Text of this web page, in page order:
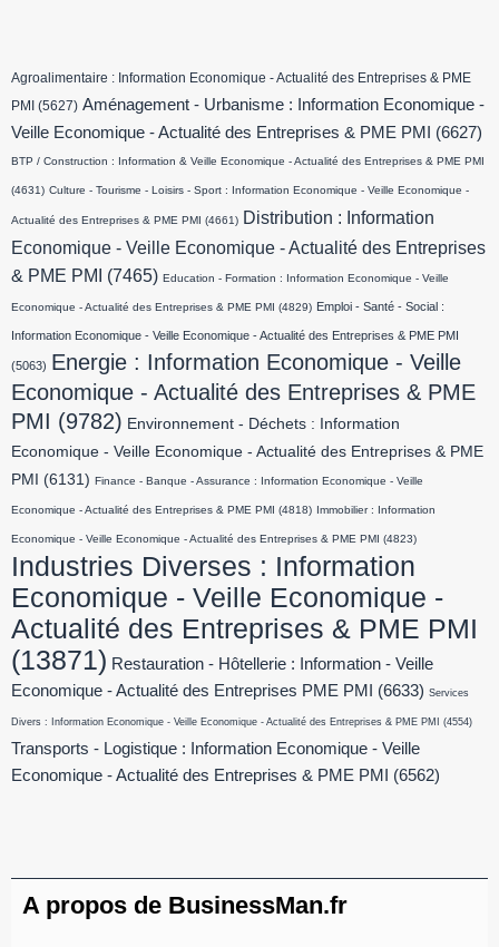
Agroalimentaire : Information Economique - Actualité des Entreprises & PME
PMI (5627) Aménagement - Urbanisme : Information Economique -
Veille Economique - Actualité des Entreprises & PME PMI
(6627)
BTP / Construction : Information & Veille Economique - Actualité des Entreprises & PME PMI
(4631) Culture - Tourisme - Loisirs - Sport : Information Economique - Veille Economique -
Actualité des Entreprises & PME PMI (4661) Distribution : Information
Economique - Veille Economique - Actualité des Entreprises
& PME PMI
(7465) Education - Formation : Information Economique - Veille
Economique - Actualité des Entreprises & PME PMI (4829) Emploi - Santé - Social :
Information Economique - Veille Economique - Actualité des Entreprises & PME PMI
(5063) Energie : Information Economique - Veille
Economique - Actualité des Entreprises & PME
PMI (9782) Environnement - Déchets : Information
Economique - Veille Economique - Actualité des Entreprises & PME
PMI
(6131) Finance - Banque - Assurance : Information Economique - Veille
Economique - Actualité des Entreprises & PME PMI (4818) Immobilier : Information
Economique - Veille Economique - Actualité des Entreprises & PME PMI (4823)
Industries Diverses : Information
Economique - Veille Economique -
Actualité des Entreprises & PME PMI
(13871) Restauration - Hôtellerie : Information - Veille
Economique - Actualité des Entreprises PME PMI
(6633) Services
Divers : Information Economique - Veille Economique - Actualité des Entreprises & PME PMI (4554)
Transports - Logistique : Information Economique - Veille
Economique - Actualité des Entreprises & PME PMI
(6562)
A propos de BusinessMan.fr